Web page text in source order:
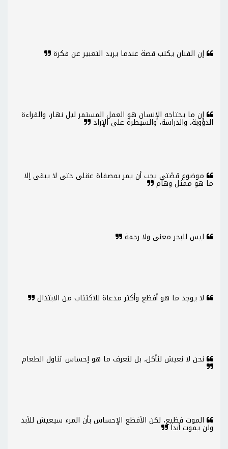
إن الفنان يكتب قصة عندما يريد التعبير عن فكرة
إن ما يحتاجه الإنسان هو العمل المستمر ليل نهار، والقراءة
الدؤوبة، والدراسة، والسيطرة على الإراد
موضوع قصًتى يجب أن يمر بمصفاة عقلى حتى لا يبقى إلا
ما هو ممثل وهام
ليس للبحر معنى ولا رحمة
لا يوجد ما هو أفظع وأكثر مدعاة للاكتئاب من الابتذال
نحن لا نعيش لنأكل، بل لنعرف ما هو إحساس تناول الطعام
الموت فظيع، لكن الأفظع الإحساس بأن المرء سيعيش للأبد
ولن يموت أبدا